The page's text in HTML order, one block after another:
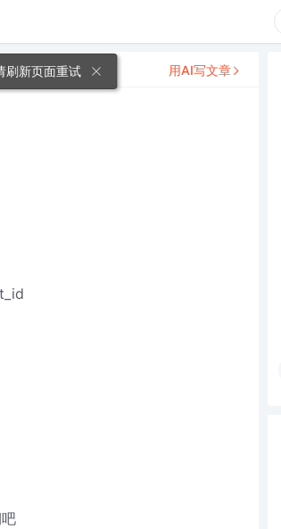
用AI写文章
刷新页面重试